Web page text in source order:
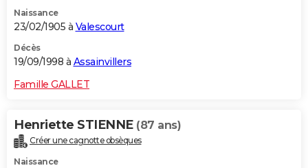
Naissance
23/02/1905 à Valescourt
Décès
19/09/1998 à Assainvillers
Famille GALLET
Henriette STIENNE (87 ans)
Créer une cagnotte obsèques
Naissance